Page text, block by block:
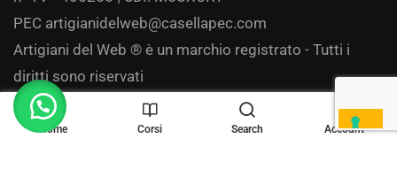
PEC artigianidelweb@casellapec.com
Artigiani del Web ® è un marchio registrato - Tutti i
diritti sono riservati
Privacy
Home Corsi Search Account